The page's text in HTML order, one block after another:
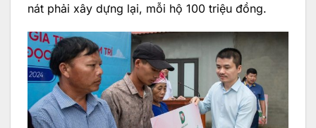
nát phải xây dựng lại, mỗi hộ 100 triệu đồng.